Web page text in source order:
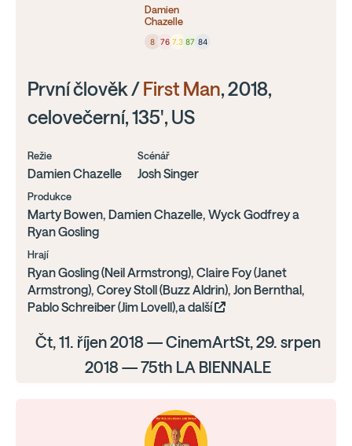
Damien
Chazelle
8 76 7.3 87 84
První člověk / First Man, 2018,
celovečerní, 135', US
Režie
Damien Chazelle
Scénář
Josh Singer
Produkce
Marty Bowen, Damien Chazelle, Wyck Godfrey a
Ryan Gosling
Hrají
Ryan Gosling (Neil Armstrong), Claire Foy (Janet
Armstrong), Corey Stoll (Buzz Aldrin), Jon Bernthal,
Pablo Schreiber (Jim Lovell),a další
Čt, 11. říjen 2018 — CinemArtSt, 29. srpen
2018 — 75th LA BIENNALE